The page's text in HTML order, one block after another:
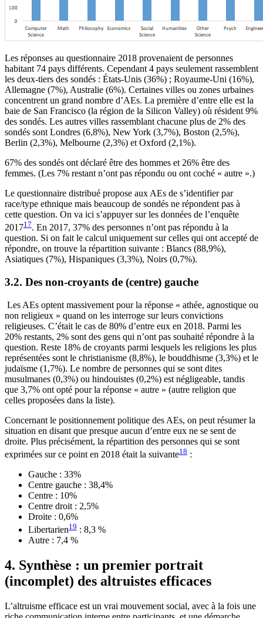
Les réponses au questionnaire 2018 provenaient de personnes
habitant 74 pays différents. Cependant 4 pays seulement rassemblent
les deux-tiers des sondés : États-Unis (36%) ; Royaume-Uni (16%),
Allemagne (7%), Australie (6%). Certaines villes ou zones urbaines
concentrent un grand nombre d’AEs. La première d’entre elle est la
baie de San Francisco (la région de la Silicon Valley) où résident 9%
des sondés. Les autres villes rassemblant chacune plus de 2% des
sondés sont Londres (6,8%), New York (3,7%), Boston (2,5%),
Berlin (2,3%), Melbourne (2,3%) et Oxford (2,1%).
67% des sondés ont déclaré être des hommes et 26% être des
femmes. (Les 7% restant n’ont pas répondu ou ont coché « autre ».)
Le questionnaire distribué propose aux AEs de s’identifier par
race/type ethnique mais beaucoup de sondés ne répondent pas à
cette question. On va ici s’appuyer sur les données de l’enquête
201717. En 2017, 37% des personnes n’ont pas répondu à la
question. Si on fait le calcul uniquement sur celles qui ont accepté de
répondre, on trouve la répartition suivante : Blancs (88,9%),
Asiatiques (7%), Hispaniques (3,3%), Noirs (0,7%).
3.2. Des non-croyants de (centre) gauche
Les AEs optent massivement pour la réponse « athée, agnostique ou
non religieux » quand on les interroge sur leurs convictions
religieuses. C’était le cas de 80% d’entre eux en 2018. Parmi les
20% restants, 2% sont des gens qui n’ont pas souhaité répondre à la
question. Reste 18% de croyants parmi lesquels les religions les plus
représentées sont le christianisme (8,8%), le bouddhisme (3,3%) et le
judaïsme (1,7%). Le nombre de personnes qui se sont dites
musulmanes (0,3%) ou hindouistes (0,2%) est négligeable, tandis
que 3,7% ont opté pour la réponse « autre » (autre religion que
celles proposées dans la liste).
Concernant le positionnement politique des AEs, on peut résumer la
situation en disant que presque aucun d’entre eux ne se sent de
droite. Plus précisément, la répartition des personnes qui se sont
exprimées sur ce point en 2018 était la suivante18 :
Gauche : 33%
Centre gauche : 38,4%
Centre : 10%
Centre droit : 2,5%
Droite : 0,6%
Libertarien19 : 8,3 %
Autre : 7,4 %
4. Synthèse : un premier portrait
(incomplet) des altruistes efficaces
L’altruisme efficace est un vrai mouvement social, avec à la fois une